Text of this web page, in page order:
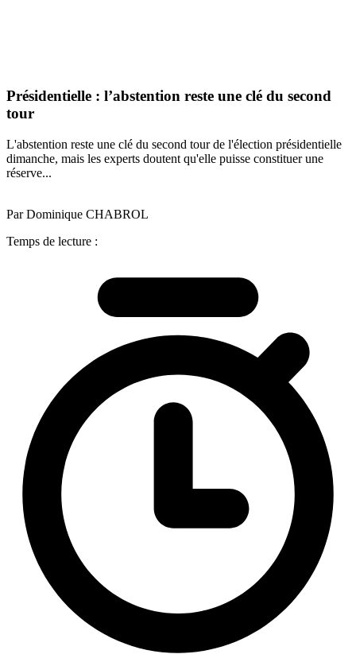
Présidentielle : l’abstention reste une clé du second
tour
L'abstention reste une clé du second tour de l'élection présidentielle
dimanche, mais les experts doutent qu'elle puisse constituer une
réserve...
Par Dominique CHABROL
Temps de lecture :